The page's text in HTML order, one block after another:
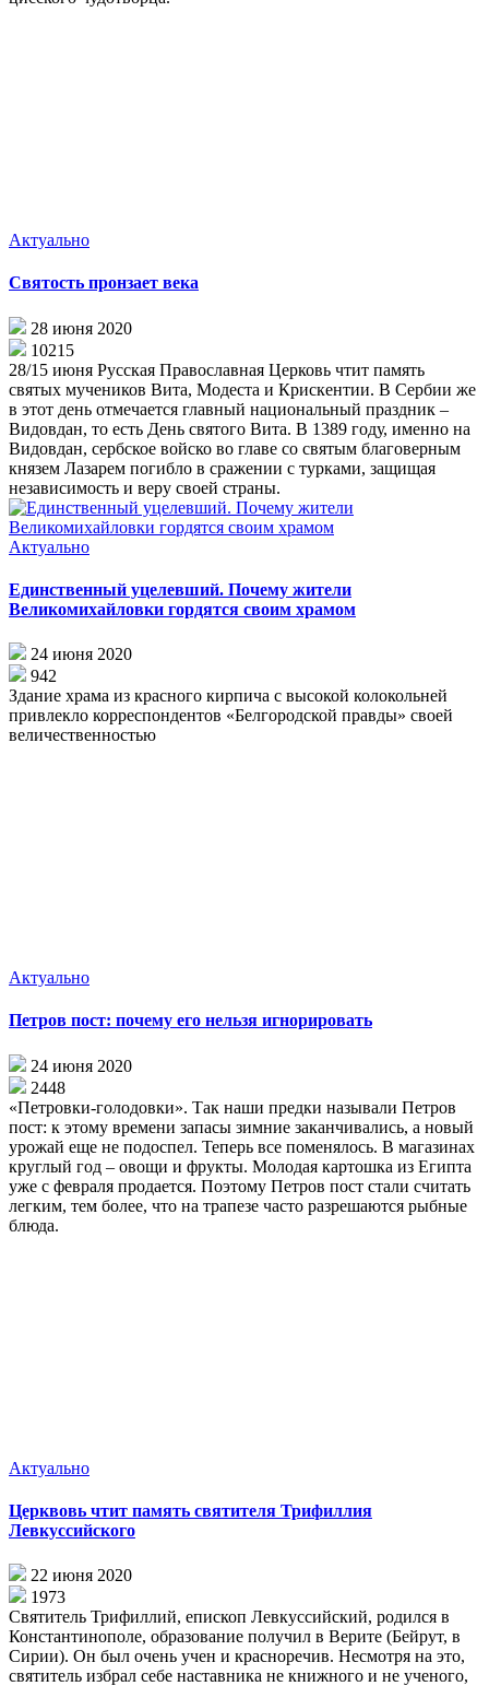
Актуально
Святость пронзает века
28 июня 2020
10215
28/15 июня Русская Православная Церковь чтит память
святых мучеников Вита, Модеста и Крискентии. В Сербии же
в этот день отмечается главный национальный праздник –
Видовдан, то есть День святого Вита. В 1389 году, именно на
Видовдан, сербское войско во главе со святым благоверным
князем Лазарем погибло в сражении с турками, защищая
независимость и веру своей страны.
Актуально
Единственный уцелевший. Почему жители
Великомихайловки гордятся своим храмом
24 июня 2020
942
Здание храма из красного кирпича с высокой колокольней
привлекло корреспондентов «Белгородской правды» своей
величественностью
Актуально
Петров пост: почему его нельзя игнорировать
24 июня 2020
2448
«Петровки-голодовки». Так наши предки называли Петров
пост: к этому времени запасы зимние заканчивались, а новый
урожай еще не подоспел. Теперь все поменялось. В магазинах
круглый год – овощи и фрукты. Молодая картошка из Египта
уже с февраля продается. Поэтому Петров пост стали считать
легким, тем более, что на трапезе часто разрешаются рыбные
блюда.
Актуально
Церквовь чтит память святителя Трифиллия
Левкуссийского
22 июня 2020
1973
Святитель Трифиллий, епископ Левкуссийский, родился в
Константинополе, образование получил в Верите (Бейрут, в
Сирии). Он был очень учен и красноречив. Несмотря на это,
святитель избрал себе наставника не книжного и не ученого,